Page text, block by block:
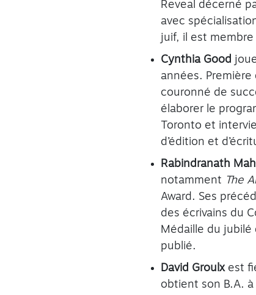
Reveal décerné
avec
juif, il est
Cynthia Good
années.
couronné de
élaborer le
Toronto et
d’édition et
Rabindranath
notamment The
Award. Ses
des écrivains du
Médaille du jubilé
publié.
David Groulx est
obtient son B.A.